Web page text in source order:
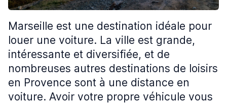
Marseille est une destination idéale pour
louer une voiture. La ville est grande,
intéressante et diversifiée, et de
nombreuses autres destinations de loisirs
en Provence sont à une distance en
voiture. Avoir votre propre véhicule vous